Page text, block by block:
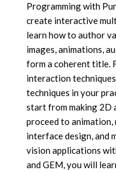
Programming with
create interactive
learn how to author
images, animations,
form a coherent title.
interaction
techniques in your
start from making 2D
proceed to
interface design, and
vision applications
and GEM, you will